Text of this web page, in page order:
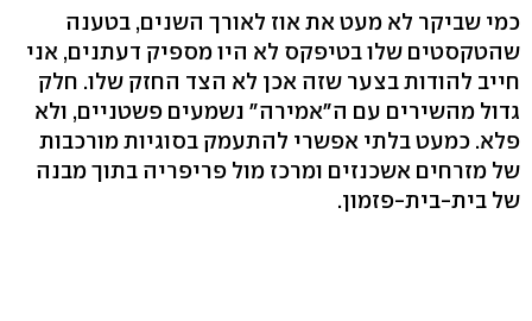
כמי שביקר לא מעט את אוז לאורך השנים, בטענה
שהטקסטים שלו בטיפקס לא היו מספיק דעתנים, אני
חייב להודות בצער שזה אכן לא הצד החזק שלו. חלק
גדול מהשירים עם ה"אמירה" נשמעים פשטניים, ולא
פלא. כמעט בלתי אפשרי להתעמק בסוגיות מורכבות
של מזרחים אשכנזים ומרכז מול פריפריה בתוך מבנה
של בית-בית-פזמון.